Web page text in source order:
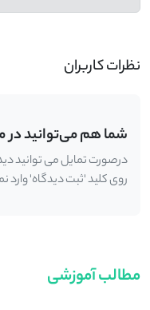
نظرات کاربران
شما هم می‌توانید در
درصورت تمایل می توانید
روی کلید 'ثبت دیدگاه' وارد
مطالب آموزشی